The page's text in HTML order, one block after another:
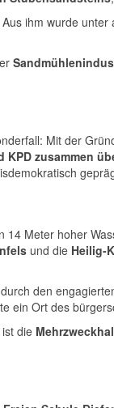
ihm wurde
Mit der
KPD zusammen
14 Meter hoher
und die Heilig-
den
ein Ort des
die